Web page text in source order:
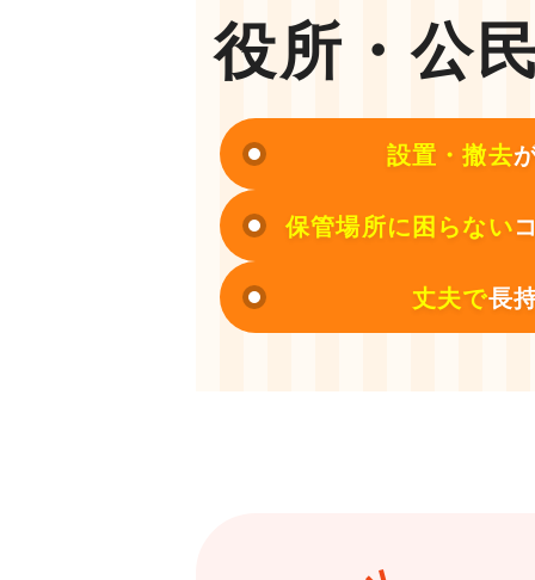
役所・公
設置・撤去
保管場所に困らない
丈夫で長